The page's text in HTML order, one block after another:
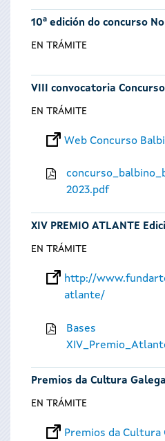
10ª edición do concurso
EN TRÁMITE
VIII convocatoria
EN TRÁMITE
Web Concurso
2023.pdf
XIV PREMIO ATLANTE
EN TRÁMITE
http://
atlante/
Bases
Premios da Cultura
EN TRÁMITE
Premios da Cultura